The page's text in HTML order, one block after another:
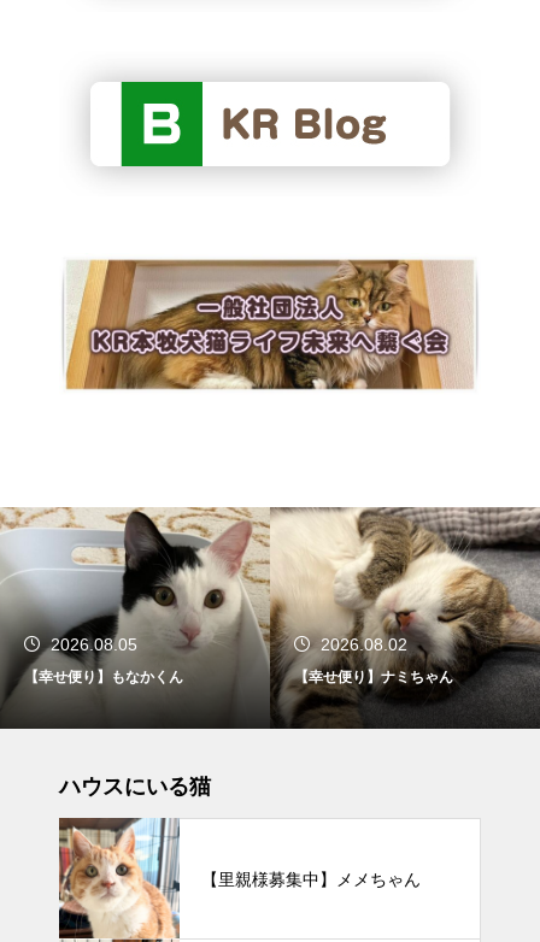
2026.08.05
【幸せ便り】もなかくん
2026.08.02
【幸せ便り】ナミちゃん
ハウスにいる猫
【里親様募集中】メメちゃん